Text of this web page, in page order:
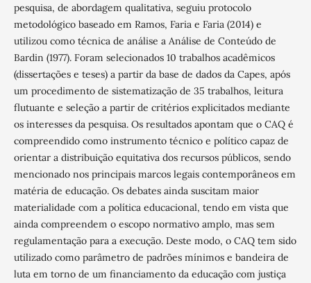
pesquisa, de abordagem qualitativa, seguiu protocolo
metodológico baseado em Ramos, Faria e Faria (2014) e
utilizou como técnica de análise a Análise de Conteúdo de
Bardin (1977). Foram selecionados 10 trabalhos acadêmicos
(dissertações e teses) a partir da base de dados da Capes, após
um procedimento de sistematização de 35 trabalhos, leitura
flutuante e seleção a partir de critérios explicitados mediante
os interesses da pesquisa. Os resultados apontam que o CAQ é
compreendido como instrumento técnico e político capaz de
orientar a distribuição equitativa dos recursos públicos, sendo
mencionado nos principais marcos legais contemporâneos em
matéria de educação. Os debates ainda suscitam maior
materialidade com a política educacional, tendo em vista que
ainda compreendem o escopo normativo amplo, mas sem
regulamentação para a execução. Deste modo, o CAQ tem sido
utilizado como parâmetro de padrões mínimos e bandeira de
luta em torno de um financiamento da educação com justiça